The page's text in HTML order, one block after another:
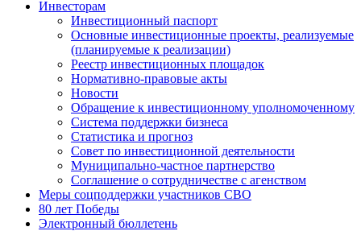
Инвесторам
Инвестиционный паспорт
Основные инвестиционные проекты, реализуемые
(планируемые к реализации)
Реестр инвестиционных площадок
Нормативно-правовые акты
Новости
Обращение к инвестиционному уполномоченному
Система поддержки бизнеса
Статистика и прогноз
Совет по инвестиционной деятельности
Муниципально-частное партнерство
Соглашение о сотрудничестве с агенством
Меры соцподдержки участников СВО
80 лет Победы
Электронный бюллетень